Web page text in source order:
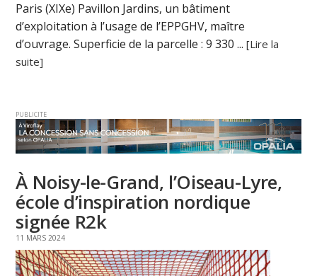
Paris (XIXe) Pavillon Jardins, un bâtiment
d’exploitation à l’usage de l’EPPGHV, maître
d’ouvrage. Superficie de la parcelle : 9 330 ...[Lire la
suite]
PUBLICITE
À Noisy-le-Grand, l’Oiseau-Lyre,
école d’inspiration nordique
signée R2k
11 MARS 2024